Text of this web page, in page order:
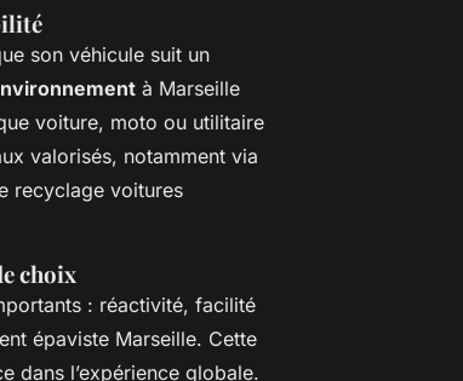
son véhicule suit un
à Marseille
voiture, moto ou utilitaire
valorisés, notamment via
recyclage voitures
choix
: réactivité, facilité
épaviste Marseille. Cette
dans l’expérience globale.